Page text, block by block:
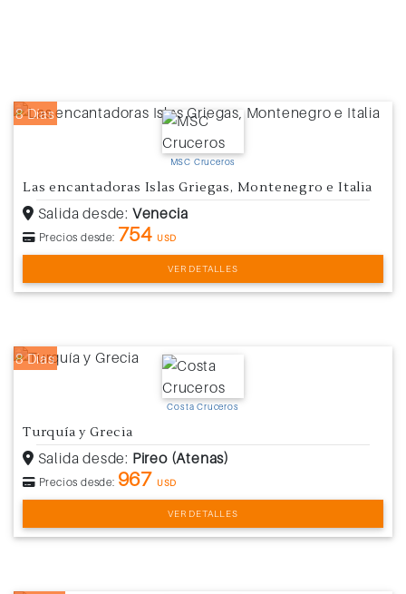
8 Días
MSC Cruceros
Las encantadoras Islas Griegas, Montenegro e Italia
Salida desde: Venecia
Precios desde: 754 USD
VER DETALLES
8 Días
Costa Cruceros
Turquía y Grecia
Salida desde: Pireo (Atenas)
Precios desde: 967 USD
VER DETALLES